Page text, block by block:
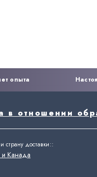
опыта
в отношении
страну доставки::
и Канада